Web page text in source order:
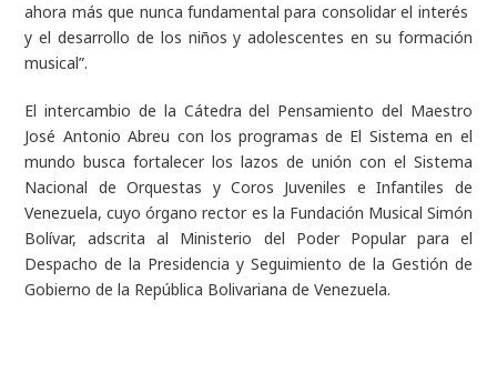
ahora más que nunca fundamental para consolidar el interés
y el desarrollo de los niños y adolescentes en su formación
musical”.
El intercambio de la Cátedra del Pensamiento del Maestro
José Antonio Abreu con los programas de El Sistema en el
mundo busca fortalecer los lazos de unión con el Sistema
Nacional de Orquestas y Coros Juveniles e Infantiles de
Venezuela, cuyo órgano rector es la Fundación Musical Simón
Bolívar, adscrita al Ministerio del Poder Popular para el
Despacho de la Presidencia y Seguimiento de la Gestión de
Gobierno de la República Bolivariana de Venezuela.